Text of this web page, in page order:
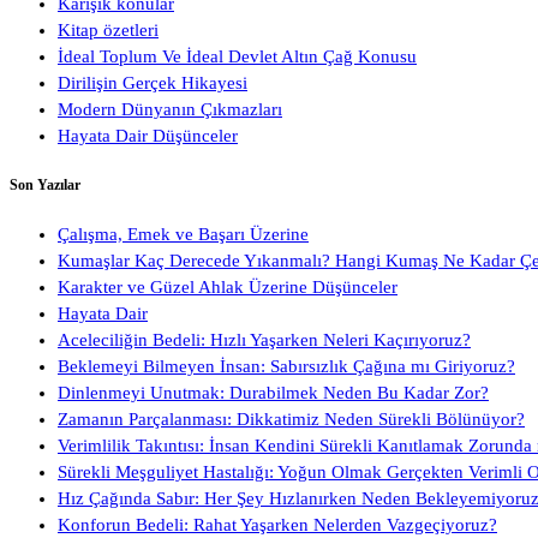
Karışık konular
Kitap özetleri
İdeal Toplum Ve İdeal Devlet Altın Çağ Konusu
Dirilişin Gerçek Hikayesi
Modern Dünyanın Çıkmazları
Hayata Dair Düşünceler
Son Yazılar
Çalışma, Emek ve Başarı Üzerine
Kumaşlar Kaç Derecede Yıkanmalı? Hangi Kumaş Ne Kadar
Karakter ve Güzel Ahlak Üzerine Düşünceler
Hayata Dair
Aceleciliğin Bedeli: Hızlı Yaşarken Neleri Kaçırıyoruz?
Beklemeyi Bilmeyen İnsan: Sabırsızlık Çağına mı Giriyoruz?
Dinlenmeyi Unutmak: Durabilmek Neden Bu Kadar Zor?
Zamanın Parçalanması: Dikkatimiz Neden Sürekli Bölünüyor?
Verimlilik Takıntısı: İnsan Kendini Sürekli Kanıtlamak Zorunda
Sürekli Meşguliyet Hastalığı: Yoğun Olmak Gerçekten Verimli
Hız Çağında Sabır: Her Şey Hızlanırken Neden
Konforun Bedeli: Rahat Yaşarken Nelerden Vazgeçiyoruz?